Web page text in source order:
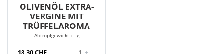
OLIVENÖL EXTRA-
VERGINE MIT
TRÜFFELAROMA
Abtropfgewicht : - g
18,30 CHF - 1 +